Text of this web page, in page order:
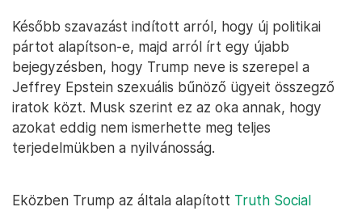
Később szavazást indított arról, hogy új politikai
pártot alapítson-e, majd arról írt egy újabb
bejegyzésben, hogy Trump neve is szerepel a
Jeffrey Epstein szexuális bűnöző ügyeit összegző
iratok közt. Musk szerint ez az oka annak, hogy
azokat eddig nem ismerhette meg teljes
terjedelmükben a nyilvánosság.
Eközben Trump az általa alapított Truth Social